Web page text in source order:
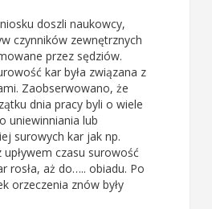
doszli naukowcy,
czynników zewnętrznych
przez sędziów.
kar była związana z
Zaobserwowano, że
dnia pracy byli o wiele
uniewinniania lub
surowych kar jak np.
czasu surowość
rosła, aż do….. obiadu. Po
orzeczenia znów były